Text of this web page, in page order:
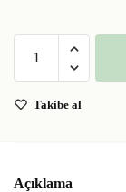
Takibe al
Açıklama